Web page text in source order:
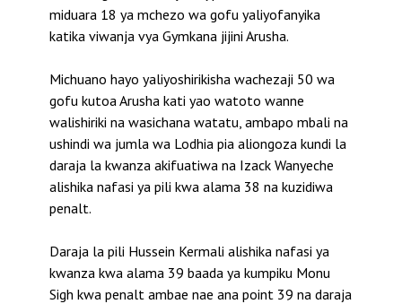
miduara 18 ya mchezo wa gofu yaliyofanyika
katika viwanja vya Gymkana jijini Arusha.
Michuano hayo yaliyoshirikisha wachezaji 50 wa
gofu kutoa Arusha kati yao watoto wanne
walishiriki na wasichana watatu, ambapo mbali na
ushindi wa jumla wa Lodhia pia aliongoza kundi la
daraja la kwanza akifuatiwa na Izack Wanyeche
alishika nafasi ya pili kwa alama 38 na kuzidiwa
penalt.
Daraja la pili Hussein Kermali alishika nafasi ya
kwanza kwa alama 39 baada ya kumpiku Monu
Sigh kwa penalt ambae nae ana point 39 na daraja